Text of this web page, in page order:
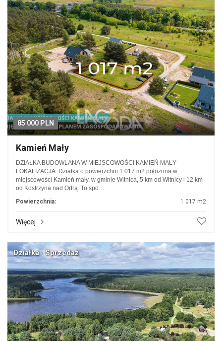
85 000 PLN
Kamień Mały
DZIAŁKA BUDOWLANA W MIEJSCOWOŚCI KAMIEŃ MAŁY
LOKALIZACJA: Działka o powierzchni 1 017 m2 położona w
miejscowości Kamień mały, w gminie Witnica, 5 km od Witnicy i 12 km
od Kostrzyna nad Odrą. To spo…
Powierzchnia:
1 017 m2
Więcej
Działka · Sprzedaż